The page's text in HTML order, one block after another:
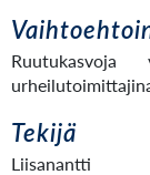
Tekijä
Liisanantti